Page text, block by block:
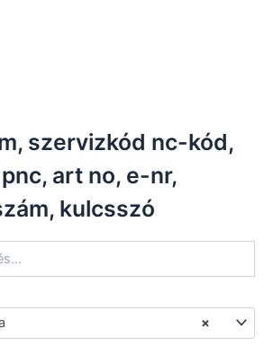
szervizkód nc-kód,
art no, e-nr,
kulcsszó
×